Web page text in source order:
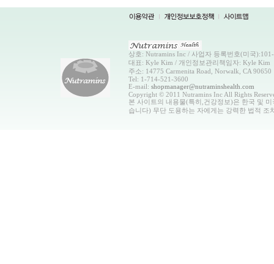
상호: Nutramins Inc / 사업자 등록번호(미국
대표: Kyle Kim / 개인정보관리책임자: Kyle Kim
주소: 14775 Carmenita Road, Norwalk, CA 90650
Tel: 1-714-521-3600
E-mail: shopmanager@nutraminshealth.com
Copyright © 2011 Nutramins Inc All Rights
본 사이트의 내용물(특히,건강정보)은 한국 및
습니다) 무단 도용하는 자에게는 강력한 법적 조